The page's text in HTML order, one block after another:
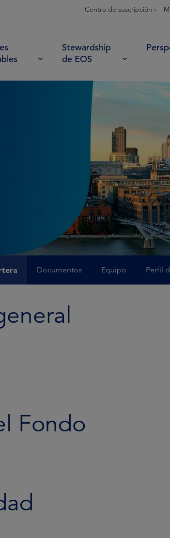
Centro de suscripción ›
Stewardship
de EOS
Documentos Equipo Perfil
Fondo